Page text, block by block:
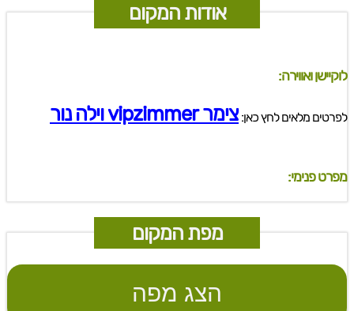
אודות המקום
לוקיישן ואווירה:
לפרטים מלאים לחץ כאן:צימר vipzimmer וילה נור
מפרט פנימי:
מפת המקום
הצג מפה